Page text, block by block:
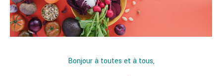
Bonjour à toutes et à tous,